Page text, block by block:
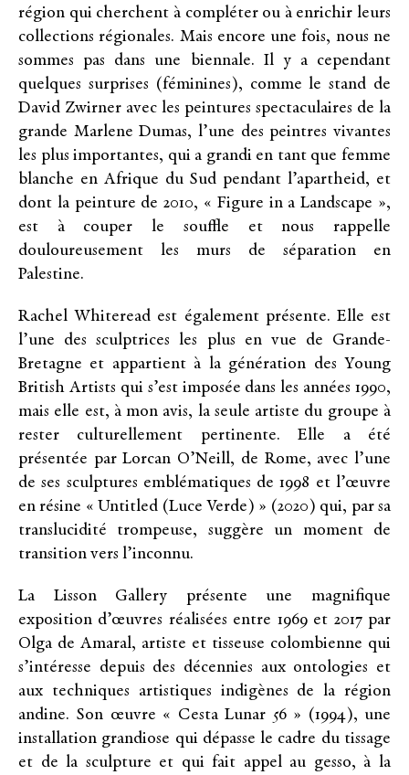
région qui cherchent à compléter ou à enrichir leurs
collections régionales. Mais encore une fois, nous ne
sommes pas dans une biennale. Il y a cependant
quelques surprises (féminines), comme le stand de
David Zwirner avec les peintures spectaculaires de la
grande Marlene Dumas, l’une des peintres vivantes
les plus importantes, qui a grandi en tant que femme
blanche en Afrique du Sud pendant l’apartheid, et
dont la peinture de 2010, « Figure in a Landscape »,
est à couper le souffle et nous rappelle
douloureusement les murs de séparation en
Palestine.
Rachel Whiteread est également présente. Elle est
l’une des sculptrices les plus en vue de Grande-
Bretagne et appartient à la génération des Young
British Artists qui s’est imposée dans les années 1990,
mais elle est, à mon avis, la seule artiste du groupe à
rester culturellement pertinente. Elle a été
présentée par Lorcan O’Neill, de Rome, avec l’une
de ses sculptures emblématiques de 1998 et l’œuvre
en résine « Untitled (Luce Verde) » (2020) qui, par sa
translucidité trompeuse, suggère un moment de
transition vers l’inconnu.
La Lisson Gallery présente une magnifique
exposition d’œuvres réalisées entre 1969 et 2017 par
Olga de Amaral, artiste et tisseuse colombienne qui
s’intéresse depuis des décennies aux ontologies et
aux techniques artistiques indigènes de la région
andine. Son œuvre « Cesta Lunar 56 » (1994), une
installation grandiose qui dépasse le cadre du tissage
et de la sculpture et qui fait appel au gesso, à la